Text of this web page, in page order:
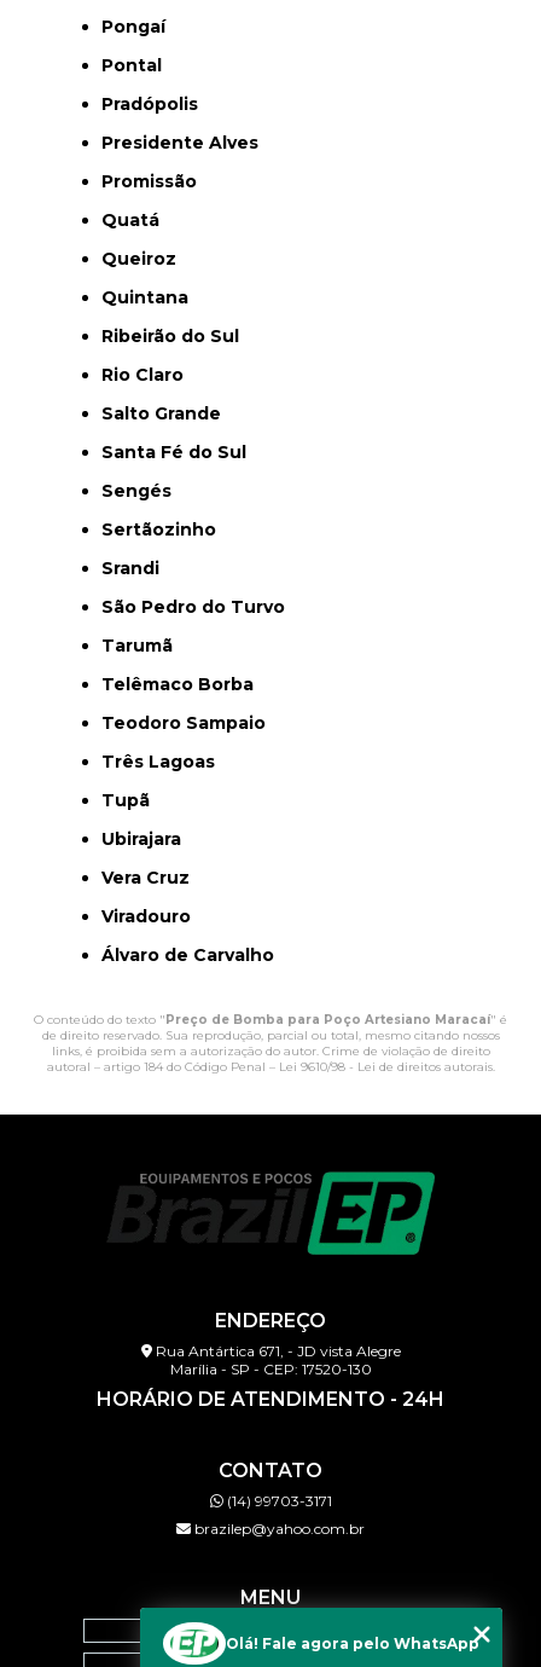
Pongaí
Pontal
Pradópolis
Presidente Alves
Promissão
Quatá
Queiroz
Quintana
Ribeirão do Sul
Rio Claro
Salto Grande
Santa Fé do Sul
Sengés
Sertãozinho
Srandi
São Pedro do Turvo
Tarumã
Telêmaco Borba
Teodoro Sampaio
Três Lagoas
Tupã
Ubirajara
Vera Cruz
Viradouro
Álvaro de Carvalho
O conteúdo do texto "Preço de Bomba para Poço Artesiano Maracaí" é
de direito reservado. Sua reprodução, parcial ou total, mesmo citando nossos
links, é proibida sem a autorização do autor. Crime de violação de direito
autoral – artigo 184 do Código Penal – Lei 9610/98 - Lei de direitos autorais.
ENDEREÇO
Rua Antártica 671, - JD vista Alegre
Marília - SP - CEP: 17520-130
HORÁRIO DE ATENDIMENTO - 24H
CONTATO
(14) 99703-3171
brazilep@yahoo.com.br
MENU
Olá! Fale agora pelo WhatsApp